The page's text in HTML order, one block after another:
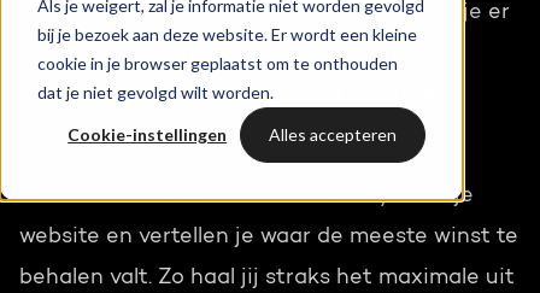
Als je weigert, zal je informatie niet worden gevolgd
bij je bezoek aan deze website. Er wordt een kleine
cookie in je browser geplaatst om te onthouden
dat je niet gevolgd wilt worden.
Cookie-instellingen Alles accepteren
een HubSpot website te laten maken? Wil je er
zeker van zijn dat je website optimaal
presteert? Vraag vandaag nog een gratis
website scan aan!
Onze ervaren UX consultants analyseren je
website en vertellen je waar de meeste winst te
behalen valt. Zo haal jij straks het maximale uit